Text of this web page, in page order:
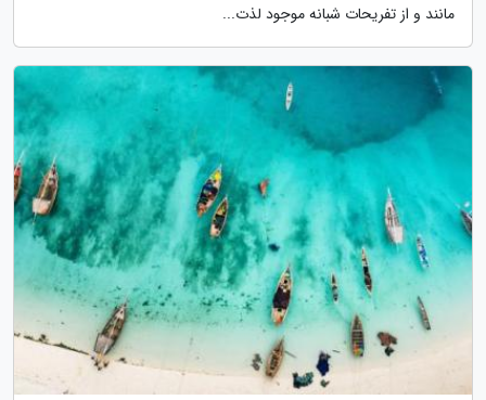
مانند و از تفریحات شبانه موجود لذت...